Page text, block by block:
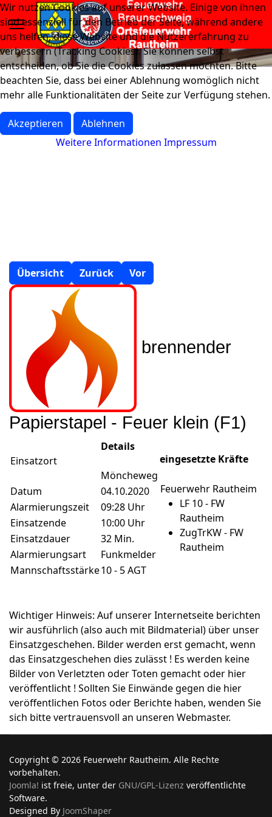
Übersicht Zurück Vor
brennender
Papierstapel - Feuer klein (F1)
Einsatzort
Details
Möncheweg
Datum
04.10.2020
Alarmierungszeit
09:28 Uhr
Einsatzende
10:00 Uhr
Einsatzdauer
32 Min.
Alarmierungsart
Funkmelder
Mannschaftsstärke10 - 5 AGT
eingesetzte Kräfte
Feuerwehr Rautheim
LF 10 - FW
Rautheim
ZugTrKW - FW
Rautheim
Wichtiger Hinweis: Auf unserer Internetseite berichten
wir ausführlich (also auch mit Bildmaterial) über unser
Einsatzgeschehen. Bilder werden erst gemacht, wenn
das Einsatzgeschehen dies zulässt ! Es werden keine
Bilder von Verletzten oder Toten gemacht oder hier
veröffentlicht ! Sollten Sie Einwände gegen die hier
veröffentlichen Fotos oder Berichte haben, wenden Sie
sich bitte vertrauensvoll an unseren Webmaster.
Copyright © 2026 Feuerwehr Rautheim. Alle Rechte
vorbehalten.
Joomla! ist freie, unter der GNU/GPL-Lizenz veröffentlichte
Software.
Designed By JoomShaper
Wir nutzen Cookies auf unserer Website. Einige von ihnen
sind essenziell für den Betrieb der Seite, während andere
uns helfen, diese Website und die Nutzererfahrung zu
verbessern (Tracking Cookies). Sie können selbst
entscheiden, ob Sie die Cookies zulassen möchten. Bitte
beachten Sie, dass bei einer Ablehnung womöglich nicht
mehr alle Funktionalitäten der Seite zur Verfügung stehen.
Akzeptieren
Ablehnen
Weitere Informationen Impressum